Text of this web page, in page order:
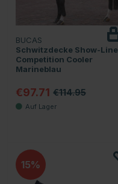
BUCAS
Schwitzdecke Show-Line
Competition Cooler
Marineblau
€97.71 €114.95
15